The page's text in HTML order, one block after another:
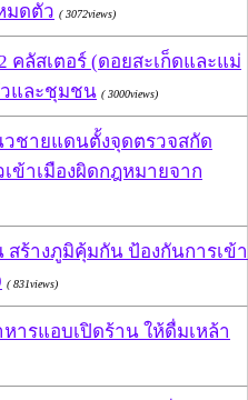
มดตัว ( 3072views)
คลัสเตอร์ (ดอยสะเก็ดและแม่
และชุมชน ( 3000views)
วชายแดนตั้งจุดตรวจสกัด
ข้าเมืองผิดกฎหมายจาก
ร้างภูมิคุ้มกัน ป้องกันการเข้า
( 831views)
ารแอบเปิดร้าน ให้ดื่มเหล้า